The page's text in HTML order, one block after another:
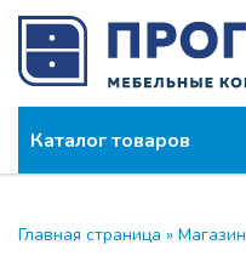
Каталог товаров
Главная страница » Магазин